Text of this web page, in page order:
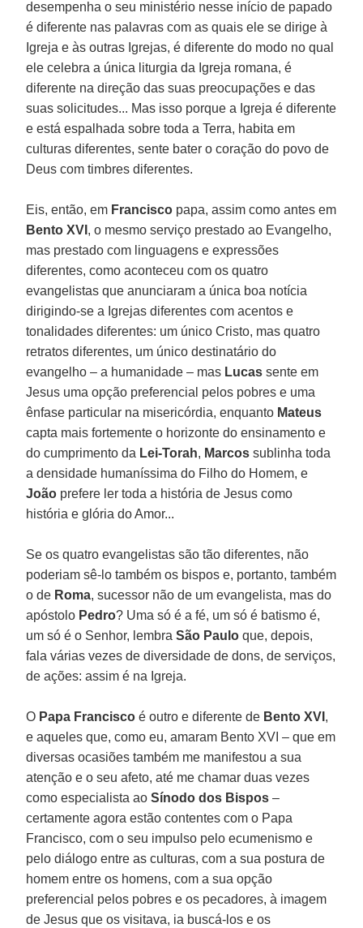
desempenha o seu ministério nesse início de papado
é diferente nas palavras com as quais ele se dirige à
Igreja e às outras Igrejas, é diferente do modo no qual
ele celebra a única liturgia da Igreja romana, é
diferente na direção das suas preocupações e das
suas solicitudes... Mas isso porque a Igreja é diferente
e está espalhada sobre toda a Terra, habita em
culturas diferentes, sente bater o coração do povo de
Deus com timbres diferentes.
Eis, então, em Francisco papa, assim como antes em
Bento XVI , o mesmo serviço prestado ao Evangelho,
mas prestado com linguagens e expressões
diferentes, como aconteceu com os quatro
evangelistas que anunciaram a única boa notícia
dirigindo-se a Igrejas diferentes com acentos e
tonalidades diferentes: um único Cristo, mas quatro
retratos diferentes, um único destinatário do
evangelho – a humanidade – mas Lucassente em
Jesus uma opção preferencial pelos pobres e uma
ênfase particular na misericórdia, enquanto Mateus
capta mais fortemente o horizonte do ensinamento e
do cumprimento da Lei-Torah, Marcossublinha toda
a densidade humaníssima do Filho do Homem, e
João prefere ler toda a história de Jesus como
história e glória do Amor...
Se os quatro evangelistas são tão diferentes, não
poderiam sê-lo também os bispos e, portanto, também
o de Roma, sucessor não de um evangelista, mas do
apóstolo Pedro? Uma só é a fé, um só é batismo é,
um só é o Senhor, lembraSão Pauloque, depois,
fala várias vezes de diversidade de dons, de serviços,
de ações: assim é na Igreja.
O Papa Franciscoé outro e diferente de Bento XVI ,
e aqueles que, como eu, amaram Bento XVI – que em
diversas ocasiões também me manifestou a sua
atenção e o seu afeto, até me chamar duas vezes
como especialista aoSínodo dos Bispos–
certamente agora estão contentes com o Papa
Francisco, com o seu impulso pelo ecumenismo e
pelo diálogo entre as culturas, com a sua postura de
homem entre os homens, com a sua opção
preferencial pelos pobres e os pecadores, à imagem
de Jesus que os visitava, ia buscá-los e os